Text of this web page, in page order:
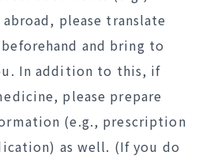
please translate
and bring to
In addition to this, if
please prepare
(e.g., prescription
as well. (If you do